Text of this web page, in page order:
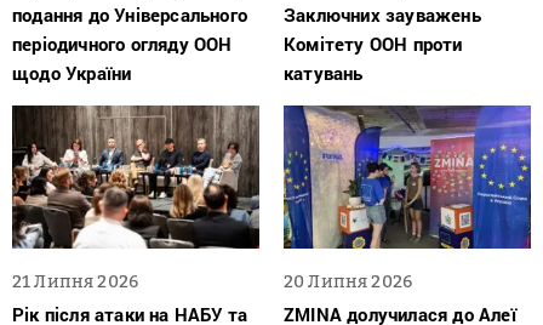
подання до Універсального
періодичного огляду ООН
щодо України
Заключних зауважень
Комітету ООН проти
катувань
21 Липня 2026
Рік після атаки на НАБУ та
20 Липня 2026
ZMINA долучилася до Алеї